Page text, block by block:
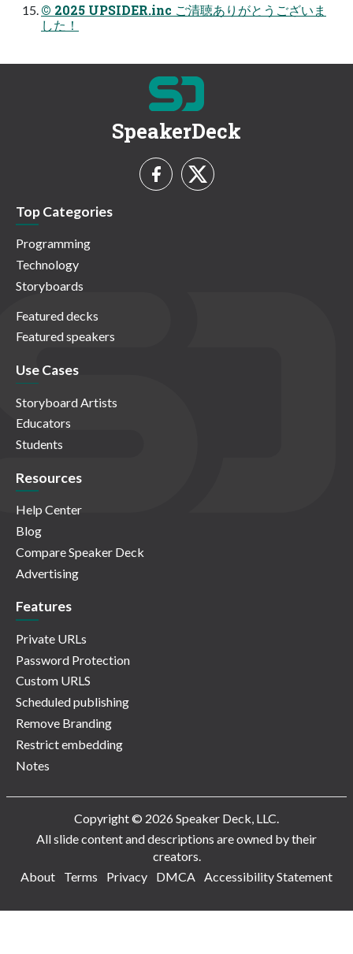
© 2025 UPSIDER.inc ご清聴ありがとうございま
した！
SpeakerDeck
Top Categories
Programming
Technology
Storyboards
Featured decks
Featured speakers
Use Cases
Storyboard Artists
Educators
Students
Resources
Help Center
Blog
Compare Speaker Deck
Advertising
Features
Private URLs
Password Protection
Custom URLS
Scheduled publishing
Remove Branding
Restrict embedding
Notes
Copyright © 2026 Speaker Deck, LLC.
All slide content and descriptions are owned by their
creators.
About
Terms Privacy DMCA Accessibility Statement